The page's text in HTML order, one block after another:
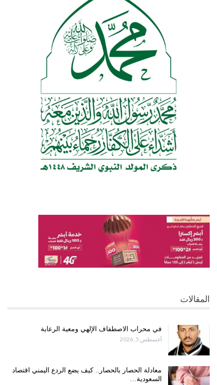
المقالات
في محراب الاصطفاف الإلهي ومعية الرعاية
أغسطس 5, 2026
معادلة الحصار بالحصار.. كيف يضع الردع اليمني اقتصاد
السعودية…